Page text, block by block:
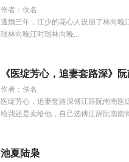
作者：佚名
逃婚三年，江少的花心人设崩了林向晚
璟林向晚江时璟林向晚...
《医绽芳心，追妻套路深》
作者：佚名
医绽芳心，追妻套路深傅江辞阮南南医
给我还是卖给他，自己选傅江辞阮南南
池夏陆枭